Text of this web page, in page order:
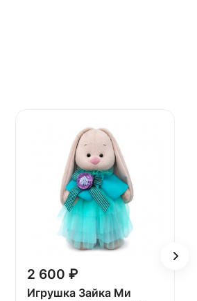
2 600 ₽
Игрушка Зайка Ми